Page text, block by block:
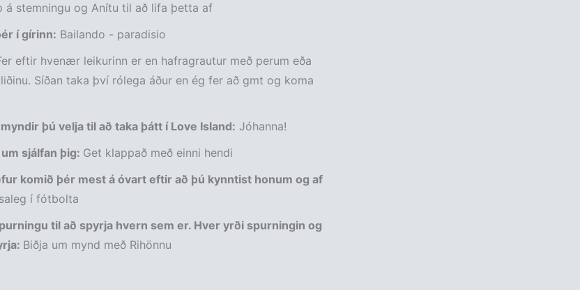
á stemningu og Anítu til að lifa þetta af
í gírinn: Bailando - paradisio
eftir hvenær leikurinn er en hafragrautur með perum eða
Síðan taka því rólega áður en ég fer að gmt og koma
þú velja til að taka þátt í Love Island: Jóhanna!
sjálfan þig: Get klappað með einni hendi
komið þér mest á óvart eftir að þú kynntist honum og af
í fótbolta
til að spyrja hvern sem er. Hver yrði spurningin og
Biðja um mynd með Rihönnu